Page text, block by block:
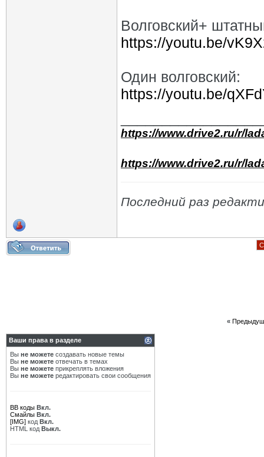
Волговский+
https://youtu.be/
Один волговский:
https://youtu.be/
https://www.drive2.ru/r/
https://www.drive2.ru/r/
Последний раз
«
Ваши права в разделе
Вы не можете создавать новые темы
Вы не можете отвечать в темах
Вы не можете прикреплять вложения
Вы не можете редактировать свои сообщения
BB коды Вкл.
Смайлы Вкл.
[IMG] код Вкл.
HTML код Выкл.